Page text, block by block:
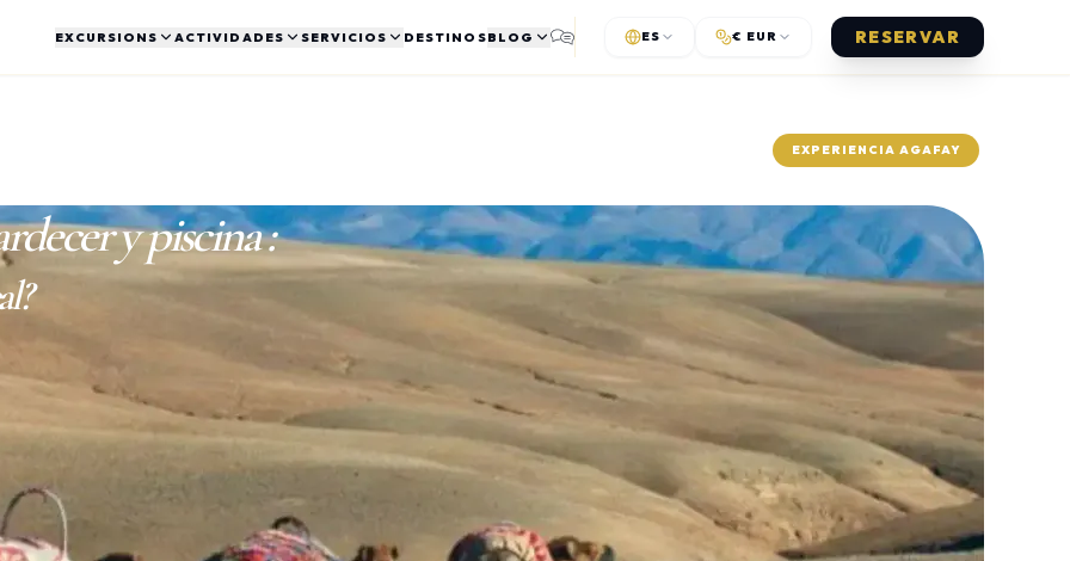
EXCURSIONS
Agafay
PACK A MEDIDA
Crea tu propia combinación
ACTIVIDADES SERVICIOS
TRASLADOS
Aeropuerto, hotel, interurbano
VISADO
Solicitud simplificada
DESTINOSBLOG
Comparativas y consejos prácticos
HISTORIA
Nuestra historia y equipo
ES € EUR RESERVAR
EXPERIENCIA AGAFAY
y piscina: